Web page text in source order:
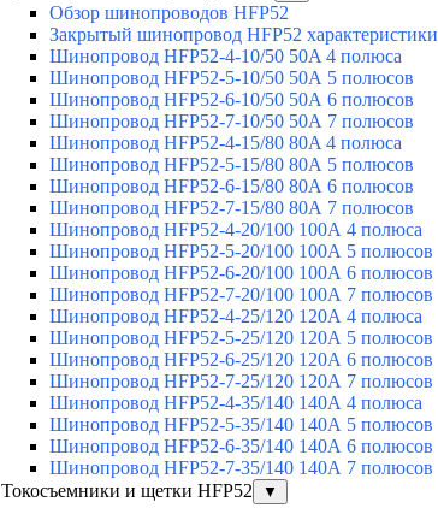
Обзор шинопроводов HFP52
Закрытый шинопровод HFP52 характеристики
Шинопровод HFP52-4-10/50 50A 4 полюса
Шинопровод HFP52-5-10/50 50А 5 полюсов
Шинопровод HFP52-6-10/50 50А 6 полюсов
Шинопровод HFP52-7-10/50 50А 7 полюсов
Шинопровод HFP52-4-15/80 80A 4 полюса
Шинопровод HFP52-5-15/80 80А 5 полюсов
Шинопровод HFP52-6-15/80 80А 6 полюсов
Шинопровод HFP52-7-15/80 80А 7 полюсов
Шинопровод HFP52-4-20/100 100А 4 полюса
Шинопровод HFP52-5-20/100 100А 5 полюсов
Шинопровод HFP52-6-20/100 100А 6 полюсов
Шинопровод HFP52-7-20/100 100А 7 полюсов
Шинопровод HFP52-4-25/120 120А 4 полюса
Шинопровод HFP52-5-25/120 120А 5 полюсов
Шинопровод HFP52-6-25/120 120А 6 полюсов
Шинопровод HFP52-7-25/120 120А 7 полюсов
Шинопровод HFP52-4-35/140 140А 4 полюса
Шинопровод HFP52-5-35/140 140А 5 полюсов
Шинопровод HFP52-6-35/140 140А 6 полюсов
Шинопровод HFP52-7-35/140 140А 7 полюсов
Токосъемники и щетки HFP52
▼